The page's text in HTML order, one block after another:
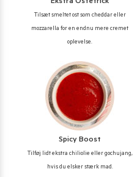
Ekstra Ostetrick
Tilsæt smeltet ost som cheddar eller
mozzarella for en endnu mere cremet
oplevelse.
Spicy Boost
Tilføj lidt ekstra chiliolie eller gochujang,
hvis du elsker stærk mad.